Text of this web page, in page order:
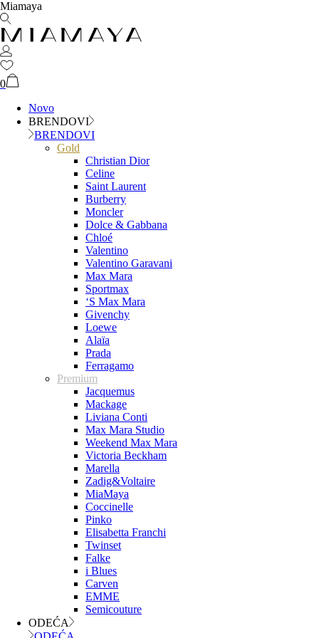
Miamaya
0
Novo
BRENDOVI
BRENDOVI
Gold
Christian Dior
Celine
Saint Laurent
Burberry
Moncler
Dolce & Gabbana
Chloé
Valentino
Valentino Garavani
Max Mara
Sportmax
‘S Max Mara
Givenchy
Loewe
Alaïa
Prada
Ferragamo
Premium
Jacquemus
Mackage
Liviana Conti
Max Mara Studio
Weekend Max Mara
Victoria Beckham
Marella
Zadig&Voltaire
MiaMaya
Coccinelle
Pinko
Elisabetta Franchi
Twinset
Falke
i Blues
Carven
EMME
Semicouture
ODEĆA